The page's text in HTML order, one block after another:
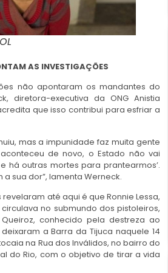
AS INVESTIGAÇÕES
não apontaram os mandantes do
diretora-executiva da ONG Anistia
que isso contribui para esfriar a
mas a impunidade faz muita gente
de novo, o Estado não vai
há outras mortes para prantearmos’.
sua dor”, lamenta Werneck.
até aqui é que Ronnie Lessa,
no submundo dos pistoleiros,
conhecido pela destreza ao
a Barra da Tijuca naquele 14
na Rua dos Inválidos, no bairro do
do Rio, com o objetivo de tirar a vida